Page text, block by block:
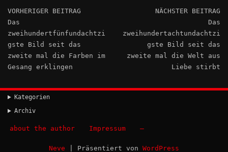
VORHERIGER BEITRAG
Das
zweihundertfünfundachtzi
gste Bild seit das
zweite mal die Farben im
Gesang erklingen
NÄCHSTER BEITRAG
Das
zweihundertachtundachtzi
gste Bild seit das
zweite mal die Welt aus
Liebe stirbt
Kategorien
Archiv
about the author Impressum –
Neve | Präsentiert von WordPress